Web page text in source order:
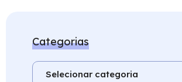
Categorias